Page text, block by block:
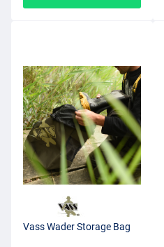
Vass Wader Storage Bag